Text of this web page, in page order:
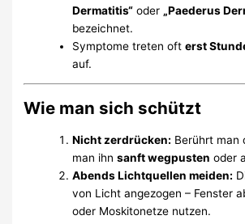
Dermatitis“ oder „Paederus
bezeichnet.
Symptome treten ofterst
auf.
Wie man sich schützt
Nicht zerdrücken: Berührt man
man ihnsanft wegpusten oder
Abends Lichtquellen meiden:
von Licht angezogen – Fenster
oder Moskitonetze nutzen.